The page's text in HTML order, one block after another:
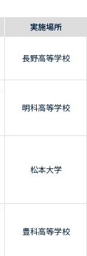
実施場所
長野高等学校
明科高等学校
松本大学
豊科高等学校